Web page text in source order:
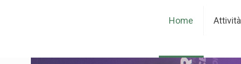
Home Attività